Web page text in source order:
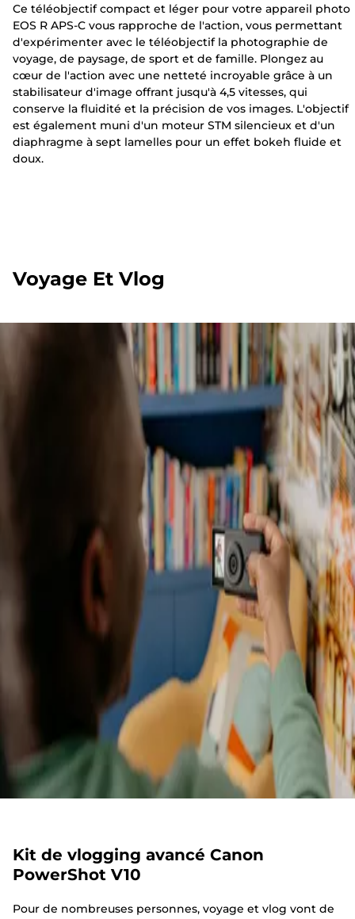
Ce téléobjectif compact et léger pour votre appareil photo
EOS R APS-C vous rapproche de l'action, vous permettant
d'expérimenter avec le téléobjectif la photographie de
voyage, de paysage, de sport et de famille. Plongez au
cœur de l'action avec une netteté incroyable grâce à un
stabilisateur d'image offrant jusqu'à 4,5 vitesses, qui
conserve la fluidité et la précision de vos images. L'objectif
est également muni d'un moteur STM silencieux et d'un
diaphragme à sept lamelles pour un effet bokeh fluide et
doux.
Voyage Et Vlog
Kit de vlogging avancé Canon
PowerShot V10
Pour de nombreuses personnes, voyage et vlog vont de